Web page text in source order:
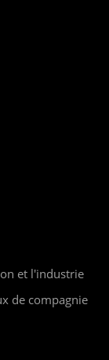
et l'industrie
de compagnie